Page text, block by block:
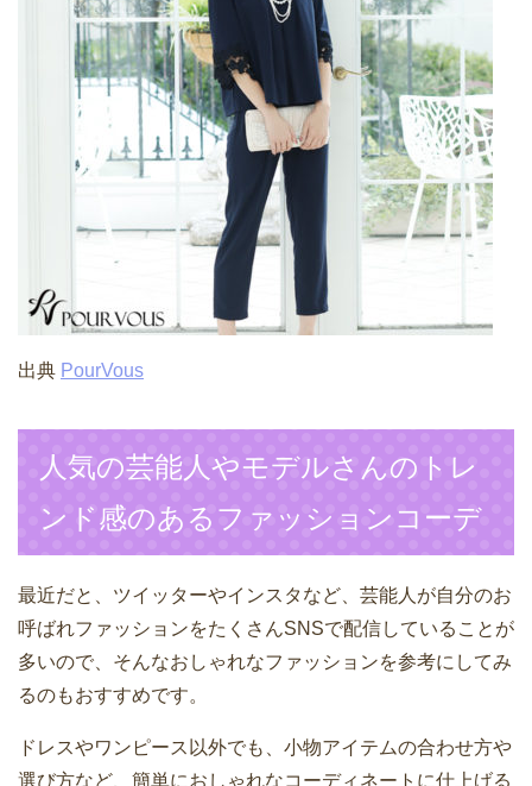
出典 PourVous
人気の芸能人やモデルさんのトレ
ンド感のあるファッションコーデ
最近だと、ツイッターやインスタなど、芸能人が自分のお
呼ばれファッションをたくさんSNSで配信していることが
多いので、そんなおしゃれなファッションを参考にしてみ
るのもおすすめです。
ドレスやワンピース以外でも、小物アイテムの合わせ方や
選び方など、簡単におしゃれなコーディネートに仕上げる